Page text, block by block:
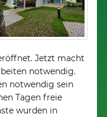
Jetzt macht
notwendig.
notwendig sein
Tagen freie
wurden in